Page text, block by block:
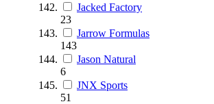
Jacked Factory
23
Jarrow Formulas
143
Jason Natural
6
JNX Sports
51